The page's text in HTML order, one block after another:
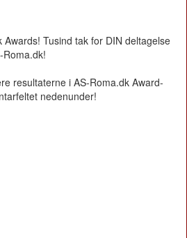
Awards! Tusind tak for DIN deltagelse
resultaterne i AS-Roma.dk Award-
nedenunder!